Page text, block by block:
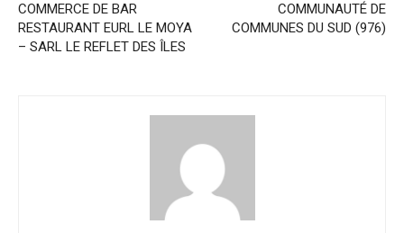
COMMERCE DE BAR
RESTAURANT EURL LE MOYA
– SARL LE REFLET DES ÎLES
COMMUNAUTÉ DE
COMMUNES DU SUD (976)